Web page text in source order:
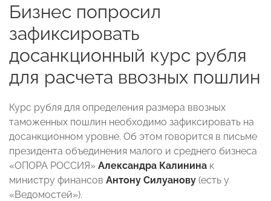
Бизнес попросил
зафиксировать
досанкционный курс рубля
для расчета ввозных пошлин
Курс рубля для определения размера ввозных
таможенных пошлин необходимо зафиксировать на
досанкционном уровне. Об этом говорится в письме
президента объединения малого и среднего бизнеса
«ОПОРА РОССИЯ» Александра Калинина к
министру финансов Антону Силуанову (есть у
«Ведомостей»).